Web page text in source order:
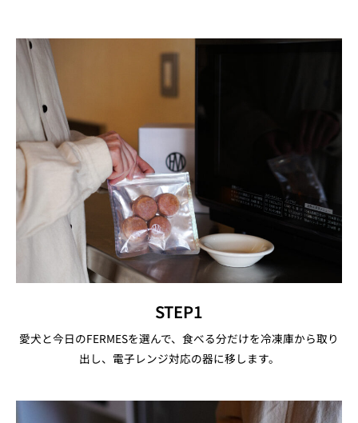
STEP1
愛犬と今日のFERMESを選んで、食べる分だけを冷凍庫から取り
出し、電子レンジ対応の器に移します。